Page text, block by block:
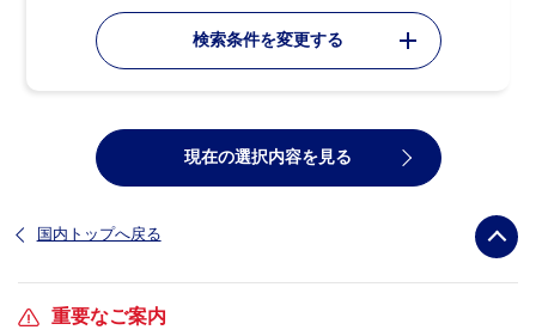
検索条件を変更する
現在の選択内容を見る
国内トップへ戻る
重要なご案内